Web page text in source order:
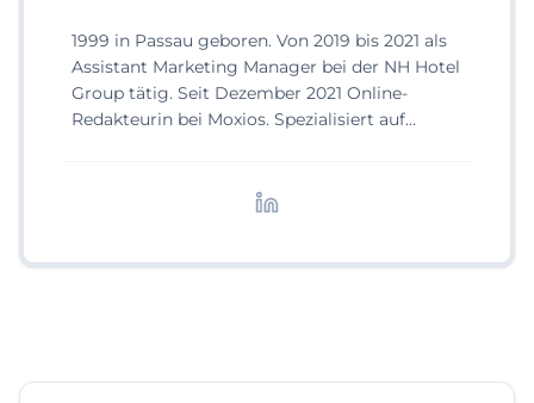
1999 in Passau geboren. Von 2019 bis 2021 als
Assistant Marketing Manager bei der NH Hotel
Group tätig. Seit Dezember 2021 Online-
Redakteurin bei Moxios. Spezialisiert auf